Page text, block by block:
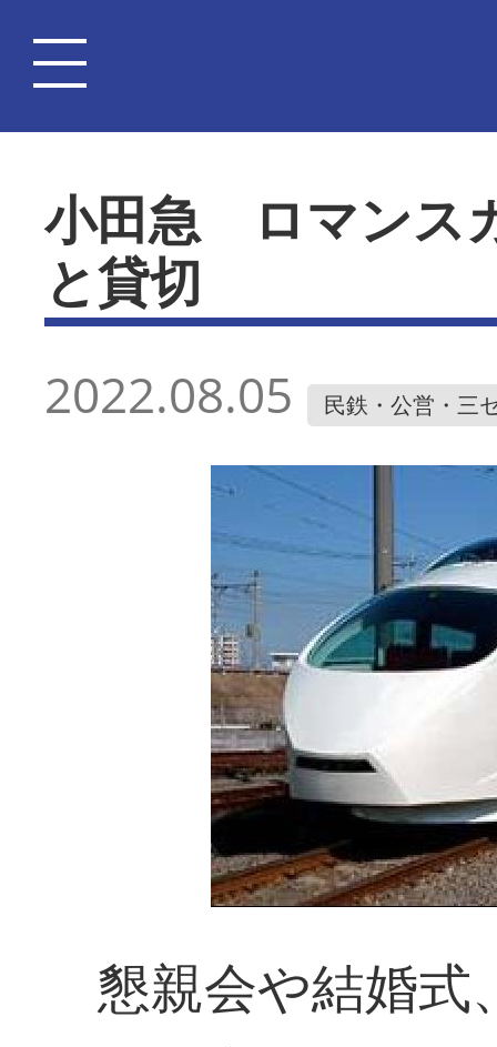
小田急 ロマンス
と貸切
2022.08.05 民鉄・公営・三
懇親会や結婚式